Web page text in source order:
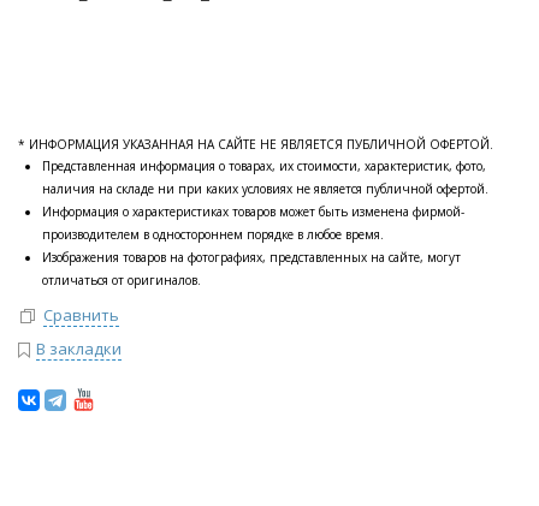
* ИНФОРМАЦИЯ УКАЗАННАЯ НА САЙТЕ НЕ ЯВЛЯЕТСЯ ПУБЛИЧНОЙ ОФЕРТОЙ.
Представленная информация о товарах, их стоимости, характеристик, фото,
наличия на складе ни при каких условиях не является публичной офертой.
Информация о характеристиках товаров может быть изменена фирмой-
производителем в одностороннем порядке в любое время.
Изображения товаров на фотографиях, представленных на сайте, могут
отличаться от оригиналов.
Сравнить
В закладки